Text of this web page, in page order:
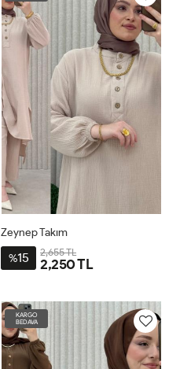
BDN-
Zeynep Takım
%15 2,655 TL
2,250 TL
KARGO
BEDAVA